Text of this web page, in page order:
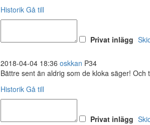
Historik Gå till
Privat inlägg
2018-04-04 18:36 oskkan P34
Bättre sent än aldrig som de kloka säger! Och
Historik Gå till
Privat inlägg